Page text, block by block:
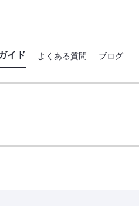
イド よくある質問 ブログ